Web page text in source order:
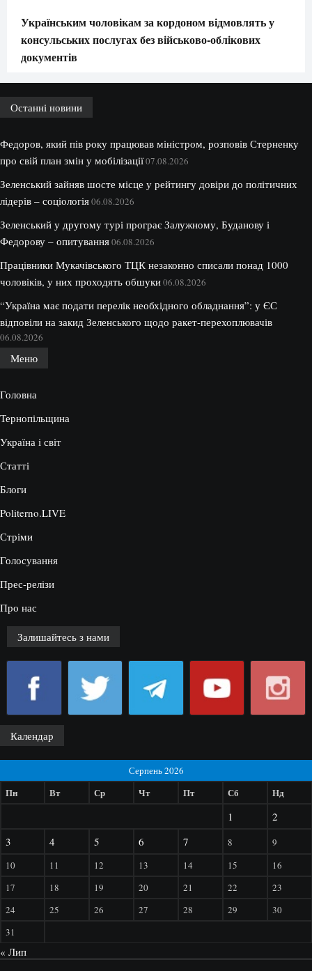
Українським чоловікам за кордоном відмовлять у
консульських послугах без військово-облікових
документів
Останні новини
Федоров, який пів року працював міністром, розповів Стерненку
про свій план змін у мобілізації07.08.2026
Зеленський зайняв шосте місце у рейтингу довіри до політичних
лідерів – соціологія06.08.2026
Зеленський у другому турі програє Залужному, Буданову і
Федорову – опитування06.08.2026
Працівники Мукачівського ТЦК незаконно списали понад 1000
чоловіків, у них проходять обшуки06.08.2026
“Україна має подати перелік необхідного обладнання”: у ЄС
відповіли на закид Зеленського щодо ракет-перехоплювачів
06.08.2026
Меню
Головна
Тернопільщина
Україна і світ
Статті
Блоги
Politerno.LIVE
Стріми
Голосування
Прес-релізи
Про нас
Залишайтесь з нами
Календар
Серпень 2026
Пн Вт Ср Чт Пт Сб Нд
1
2
3
4 5 6 7 8
9
10
11 12 13 14 15
16
17
18 19 20 21 22
23
24
25 26 27 28 29
30
31
« Лип